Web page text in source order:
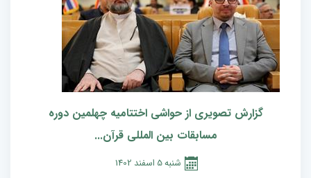
گزارش تصویری از حواشی اختتامیه چهلمین دوره
مسابقات بین المللی قرآن...
شنبه5 اسفند 1402